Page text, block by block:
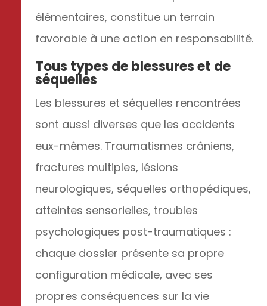
élémentaires, constitue un terrain
favorable à une action en responsabilité.
Tous types de blessures et de
séquelles
Les blessures et séquelles rencontrées
sont aussi diverses que les accidents
eux-mêmes. Traumatismes crâniens,
fractures multiples, lésions
neurologiques, séquelles orthopédiques,
atteintes sensorielles, troubles
psychologiques post-traumatiques :
chaque dossier présente sa propre
configuration médicale, avec ses
propres conséquences sur la vie